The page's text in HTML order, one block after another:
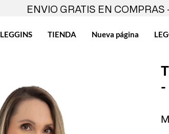
LEGGINS TIENDA Nueva página
ENVIO GRATIS EN COMPRAS
-